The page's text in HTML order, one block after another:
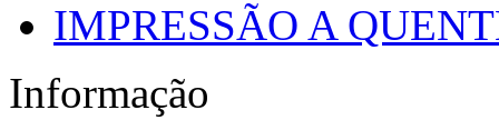
IMPRESSÃO A
Informação